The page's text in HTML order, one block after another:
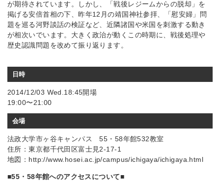
が期待されています。しかし、「戦後レジームからの脱却」を
掲げる安倍首相の下、昨年12月の靖国神社参拝、「慰安婦」問
題を巡る河野談話の検証など、近隣諸国や米国を刺激する動き
が相次いでいます。大きく政治が動くこの時期に、戦後処理や
歴史認識問題を改めて振り返ります。
日時
2014/12/03 Wed.18:45開場
19:00〜21:00
会場
法政大学市ヶ谷キャンパス 55・58年館532教室
住所：東京都千代田区富士見2-17-1
地図：http://www.hosei.ac.jp/campus/ichigaya/ichigaya.html
■55・58年館へのアクセスについて■